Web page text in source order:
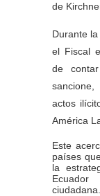
de
Durante
el Fiscal
de
sancione,
actos
América
Este
países
la
ciudadana.